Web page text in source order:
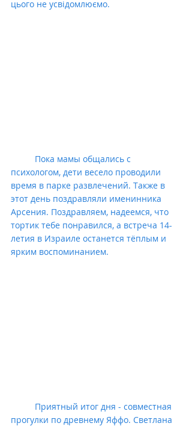
цього не усвідомлюємо.
психологом, дети весело проводили
время в парке развлечений. Также в
этот день поздравляли именинника
Арсения. Поздравляем, надеемся, что
тортик тебе понравился, а встреча 14-
летия в Израиле останется тёплым и
ярким воспоминанием.
прогулки по древнему Яффо. Светлана